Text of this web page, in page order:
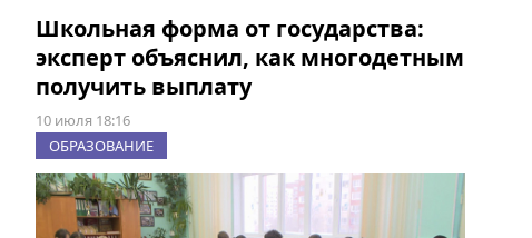
Школьная форма от государства:
эксперт объяснил, как многодетным
получить выплату
10 июля 18:16
ОБРАЗОВАНИЕ